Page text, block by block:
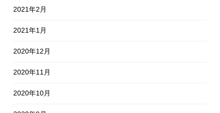
2021年2月
2021年1月
2020年12月
2020年11月
2020年10月